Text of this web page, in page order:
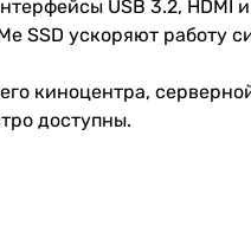
USB 3.2,
SSD ускоряют работу
киноцентра,
доступны.